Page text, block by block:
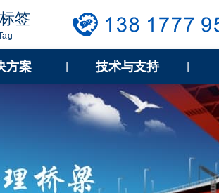
签
方案 技术与支持